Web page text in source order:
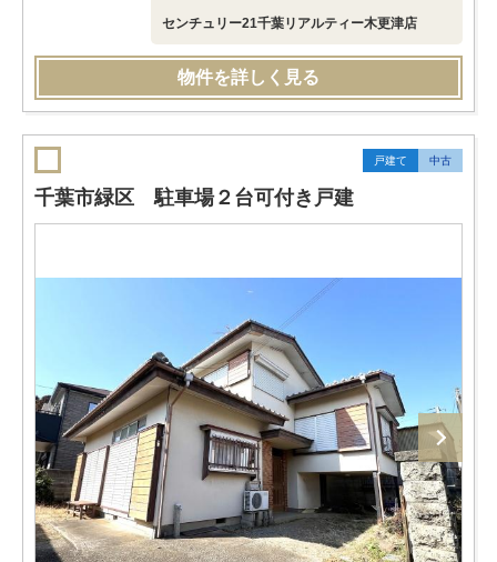
センチュリー21千葉リアルティー木更津店
物件を詳しく見る
戸建て 中古
千葉市緑区 駐車場２台可付き戸建